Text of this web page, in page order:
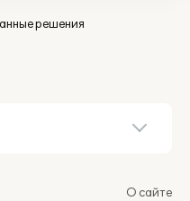
решения
О сайте